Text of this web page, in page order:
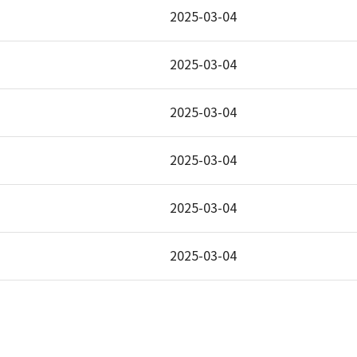
2025-03-04
2025-03-04
2025-03-04
2025-03-04
2025-03-04
2025-03-04